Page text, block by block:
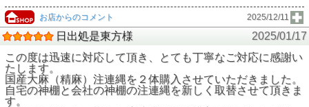
お店からのコメント 2025/12/11
日出処是東方様
2025/01/17
この度は迅速に対応して頂き、とても丁寧なご対応に感謝い
たします。
国産大麻（精麻）注連縄を２体購入させていただきました。
自宅の神棚と会社の神棚の注連縄を新しく取替させて頂きま
す。